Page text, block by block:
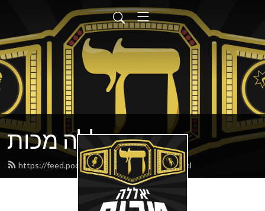
יאללה מכות
https://feed.podbean.com/yallamakot/feed.xml